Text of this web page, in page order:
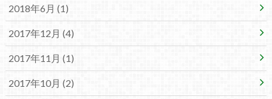
2018年6月 (1)
2017年12月 (4)
2017年11月 (1)
2017年10月 (2)